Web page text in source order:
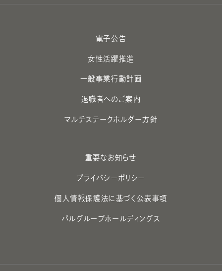
電子公告
女性活躍推進
一般事業行動計画
退職者へのご案内
マルチステークホルダー方針
重要なお知らせ
プライバシーポリシー
個人情報保護法に基づく公表事項
パルグループホールディングス